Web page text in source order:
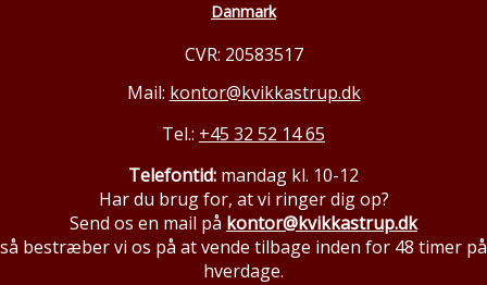
Danmark
CVR: 20583517
Mail: kontor@kvikkastrup.dk
Tel.: +45 32 52 14 65
Telefontid: mandag kl. 10-12
Har du brug for, at vi ringer dig op?
Send os en mail på kontor@kvikkastrup.dk
så bestræber vi os på at vende tilbage inden for 48 timer på
hverdage.